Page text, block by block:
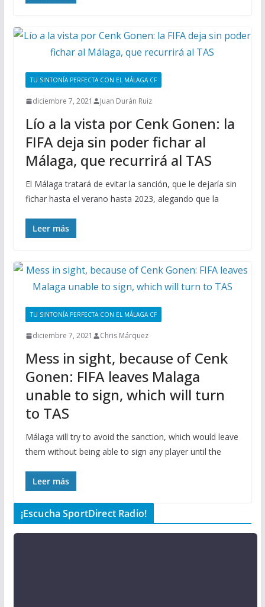
TU SINTONÍA PERFECTA CON EL MÁLAGA CF
diciembre 7, 2021 Juan Durán Ruiz
Lío a la vista por Cenk Gonen: la
FIFA deja sin poder fichar al
Málaga, que recurrirá al TAS
El Málaga tratará de evitar la sanción, que le dejaría sin
fichar hasta el verano hasta 2023, alegando que la
Leer más
TU SINTONÍA PERFECTA CON EL MÁLAGA CF
diciembre 7, 2021 Chris Márquez
Mess in sight, because of Cenk
Gonen: FIFA leaves Malaga
unable to sign, which will turn
to TAS
Málaga will try to avoid the sanction, which would leave
them without being able to sign any player until the
Leer más
¡Escucha SportDirect Radio!